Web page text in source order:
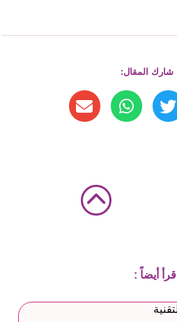
شارك المقال:
اقرأ أيضاً :